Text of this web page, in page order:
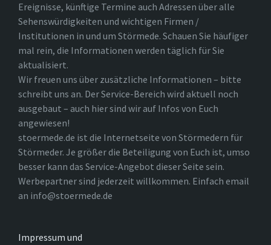
Ereignisse, künftige Termine auch Adressen über alle
Sehenswürdigkeiten und wichtigen Firmen /
Institutionen in und um Störmede. Schauen Sie häufiger
mal rein, die Informationen werden täglich für Sie
aktualisiert.
Wir freuen uns über zusätzliche Informationen – bitte
schreibt uns an. Der Service-Bereich wird aktuell noch
ausgebaut – auch hier sind wir auf Infos von Euch
angewiesen!
stoermede.de ist die Internetseite von Störmedern für
Störmeder. Je größer die Beteiligung von Euch ist, umso
besser kann das Service-Angebot dieser Seite sein.
Werbepartner sind jederzeit willkommen. Einfach email
an info@stoermede.de
Impressum und